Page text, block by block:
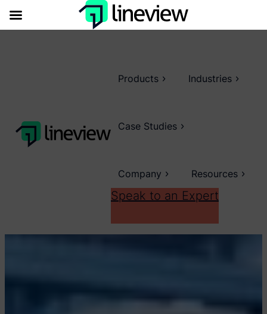
Products Industries
Case Studies
Company Resources
Speak to an Expert